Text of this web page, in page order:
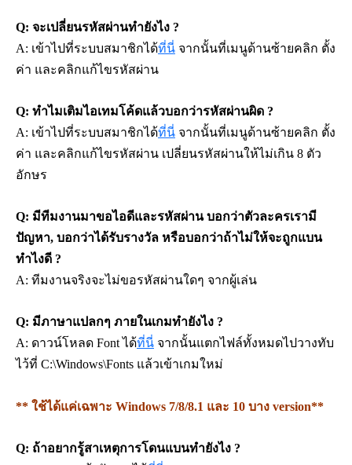
Q: จะเปลี่ยนรหัสผ่านทำยังไง ?
A: เข้าไปที่ระบบสมาชิกได้ที่นี่ จากนั้นที่เมนูด้านซ้ายคลิก ตั้ง
ค่า และคลิกแก้ไขรหัสผ่าน
Q: ทำไมเติมไอเทมโค้ดแล้วบอกว่ารหัสผ่านผิด ?
A: เข้าไปที่ระบบสมาชิกได้ที่นี่ จากนั้นที่เมนูด้านซ้ายคลิก ตั้ง
ค่า และคลิกแก้ไขรหัสผ่าน เปลี่ยนรหัสผ่านให้ไม่เกิน 8 ตัว
อักษร
Q: มีทีมงานมาขอไอดีและรหัสผ่าน บอกว่าตัวละครเรามี
ปัญหา, บอกว่าได้รับรางวัล หรือบอกว่าถ้าไม่ให้จะถูกแบน
ทำไงดี ?
A: ทีมงานจริงจะไม่ขอรหัสผ่านใดๆ จากผู้เล่น
Q: มีภาษาแปลกๆ ภายในเกมทำยังไง ?
A: ดาวน์โหลด Font ได้ที่นี่ จากนั้นแตกไฟล์ทั้งหมดไปวางทับ
ไว้ที่ C:\Windows\Fonts แล้วเข้าเกมใหม่
** ใช้ได้แค่เฉพาะ Windows 7/8/8.1 และ 10 บาง version**
Q: ถ้าอยากรู้สาเหตุการโดนแบนทำยังไง ?